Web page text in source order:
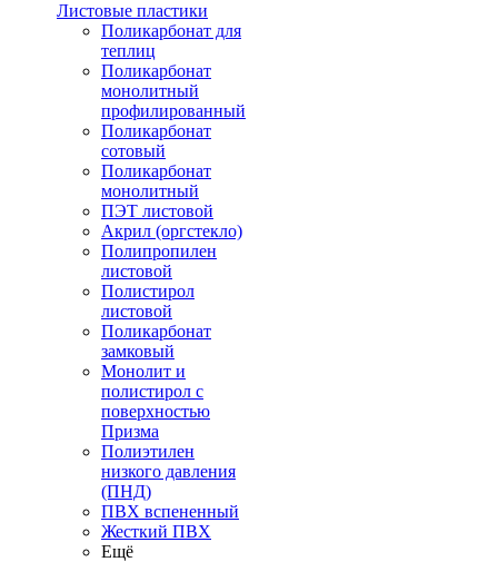
Листовые пластики
Поликарбонат для
теплиц
Поликарбонат
монолитный
профилированный
Поликарбонат
сотовый
Поликарбонат
монолитный
ПЭТ листовой
Акрил (оргстекло)
Полипропилен
листовой
Полистирол
листовой
Поликарбонат
замковый
Монолит и
полистирол с
поверхностью
Призма
Полиэтилен
низкого давления
(ПНД)
ПВХ вспененный
Жесткий ПВХ
Ещё